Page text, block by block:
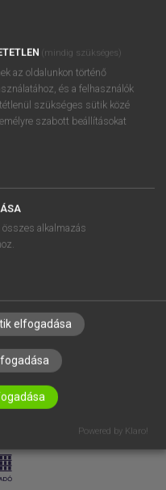
ADATVÉDELEM
(mindig szükséges)
az oldalunkon történő
és a felhasználók
szükséges sütik közé
szabott beállításokat
alkalmazás
elfogadása
Powered by Klaro!